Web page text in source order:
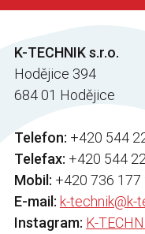
K-TECHNIK s.r.o.
Hodějice 394
684 01 Hodějice
Telefon: +420 544
Telefax: +420 544
Mobil: +420 736 177
E-mail: k-technik@k-
Instagram: K-